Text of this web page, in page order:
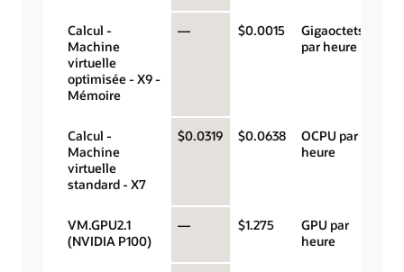
Calcul -
Machine
virtuelle
optimisée - X9 -
Mémoire
— $0.0015
Gigaoctets
par heure
Calcul -
Machine
virtuelle
standard - X7
$0.0319 $0.0638
OCPU par
heure
VM.GPU2.1
(NVIDIA P100)
— $1.275
GPU par
heure